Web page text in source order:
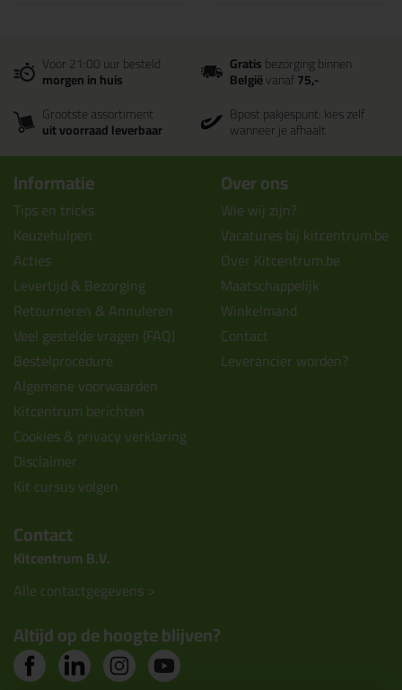
Voor 21:00 uur besteld
morgen in huis
Gratisbezorging binnen
Belgiëvanaf75,-
Grootste assortiment
uit voorraad leverbaar
Bpost pakjespunt: kies zelf
wanneer je afhaalt
Informatie
Tips en tricks
Keuzehulpen
Acties
Levertijd & Bezorging
Retourneren & Annuleren
Veel gestelde vragen (FAQ)
Bestelprocedure
Algemene voorwaarden
Kitcentrum berichten
Cookies & privacy verklaring
Disclaimer
Kit cursus volgen
Over ons
Wie wij zijn?
Vacatures bij kitcentrum.be
Over Kitcentrum.be
Maatschappelijk
Winkelmand
Contact
Leverancier worden?
Contact
Kitcentrum B.V.
Alle contactgegevens >
Altijd op de hoogte blijven?